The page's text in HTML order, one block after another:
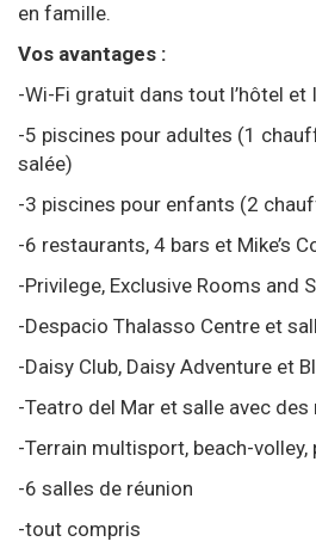
en famille.
Vos avantages :
-Wi-Fi gratuit dans tout l’hôtel et
-5 piscines pour adultes (1
salée)
-3 piscines pour enfants (2
-6 restaurants, 4 bars et Mike’s
-Privilege, Exclusive Rooms and
-Despacio Thalasso Centre et
-Daisy Club, Daisy Adventure et
-Teatro del Mar et salle avec
-Terrain multisport, beach-
-6 salles de réunion
-tout compris